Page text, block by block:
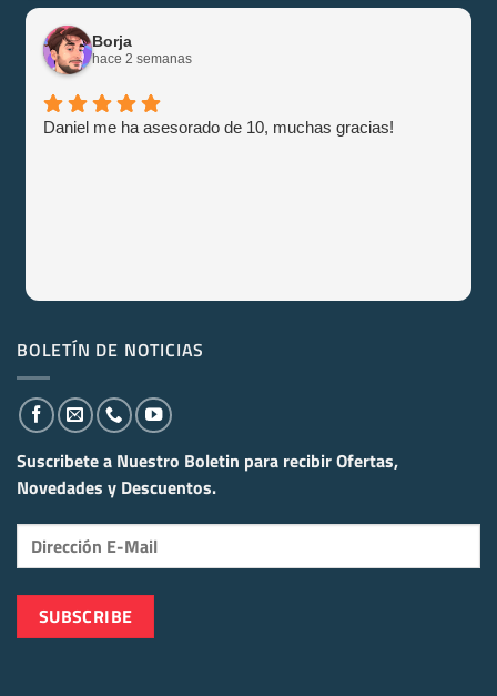
Borja
hace 2 semanas
Daniel me ha asesorado de 10, muchas gracias!
BOLETÍN DE NOTICIAS
Suscribete a Nuestro Boletin para recibirOfertas,
Novedades y Descuentos.